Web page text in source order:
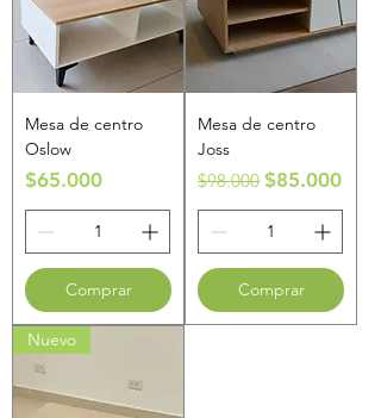
Mesa de centro
Oslow
Precio
$65.000
Comprar
Mesa de centro
Joss
Precio
$98.000 Precio de
$85.000
Comprar
Nuevo